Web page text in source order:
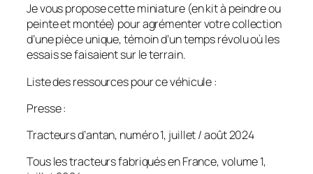
Je vous propose cette miniature (en kit à peindre ou
peinte et montée) pour agrémenter votre collection
d’une pièce unique, témoin d’un temps révolu où les
essais se faisaient sur le terrain.
Liste des ressources pour ce véhicule :
Presse :
Tracteurs d’antan, numéro 1, juillet / août 2024
Tous les tracteurs fabriqués en France, volume 1,